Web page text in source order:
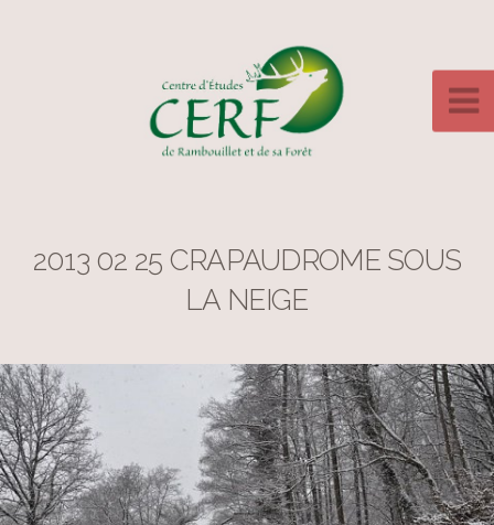
2013 02 25 CRAPAUDROME SOUS
LA NEIGE